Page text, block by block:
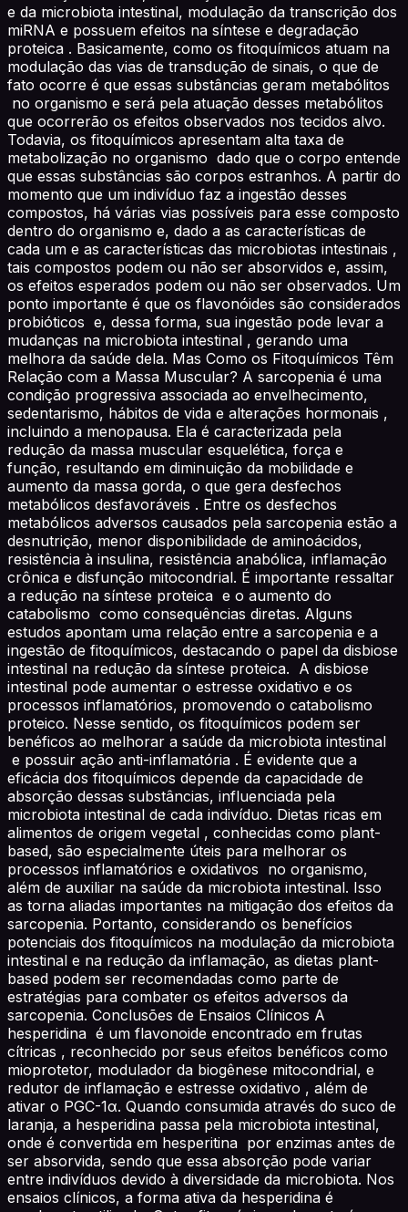
e da microbiota intestinal, modulação da transcrição dos
miRNA e possuem efeitos na síntese e degradação
proteica . Basicamente, como os fitoquímicos atuam na
modulação das vias de transdução de sinais, o que de
fato ocorre é que essas substâncias geram metabólitos
no organismo e será pela atuação desses metabólitos
que ocorrerão os efeitos observados nos tecidos alvo.
Todavia, os fitoquímicos apresentam alta taxa de
metabolização no organismo dado que o corpo entende
que essas substâncias são corpos estranhos. A partir do
momento que um indivíduo faz a ingestão desses
compostos, há várias vias possíveis para esse composto
dentro do organismo e, dado a as características de
cada um e as características das microbiotas intestinais ,
tais compostos podem ou não ser absorvidos e, assim,
os efeitos esperados podem ou não ser observados. Um
ponto importante é que os flavonóides são considerados
probióticos e, dessa forma, sua ingestão pode levar a
mudanças na microbiota intestinal , gerando uma
melhora da saúde dela. Mas Como os Fitoquímicos Têm
Relação com a Massa Muscular? A sarcopenia é uma
condição progressiva associada ao envelhecimento,
sedentarismo, hábitos de vida e alterações hormonais ,
incluindo a menopausa. Ela é caracterizada pela
redução da massa muscular esquelética, força e
função, resultando em diminuição da mobilidade e
aumento da massa gorda, o que gera desfechos
metabólicos desfavoráveis . Entre os desfechos
metabólicos adversos causados pela sarcopenia estão a
desnutrição, menor disponibilidade de aminoácidos,
resistência à insulina, resistência anabólica, inflamação
crônica e disfunção mitocondrial. É importante ressaltar
a redução na síntese proteica e o aumento do
catabolismo como consequências diretas. Alguns
estudos apontam uma relação entre a sarcopenia e a
ingestão de fitoquímicos, destacando o papel da disbiose
intestinal na redução da síntese proteica. A disbiose
intestinal pode aumentar o estresse oxidativo e os
processos inflamatórios, promovendo o catabolismo
proteico. Nesse sentido, os fitoquímicos podem ser
benéficos ao melhorar a saúde da microbiota intestinal
e possuir ação anti-inflamatória . É evidente que a
eficácia dos fitoquímicos depende da capacidade de
absorção dessas substâncias, influenciada pela
microbiota intestinal de cada indivíduo. Dietas ricas em
alimentos de origem vegetal , conhecidas como plant-
based, são especialmente úteis para melhorar os
processos inflamatórios e oxidativos no organismo,
além de auxiliar na saúde da microbiota intestinal. Isso
as torna aliadas importantes na mitigação dos efeitos da
sarcopenia. Portanto, considerando os benefícios
potenciais dos fitoquímicos na modulação da microbiota
intestinal e na redução da inflamação, as dietas plant-
based podem ser recomendadas como parte de
estratégias para combater os efeitos adversos da
sarcopenia. Conclusões de Ensaios Clínicos A
hesperidina é um flavonoide encontrado em frutas
cítricas , reconhecido por seus efeitos benéficos como
mioprotetor, modulador da biogênese mitocondrial, e
redutor de inflamação e estresse oxidativo , além de
ativar o PGC-1α. Quando consumida através do suco de
laranja, a hesperidina passa pela microbiota intestinal,
onde é convertida em hesperitina por enzimas antes de
ser absorvida, sendo que essa absorção pode variar
entre indivíduos devido à diversidade da microbiota. Nos
ensaios clínicos, a forma ativa da hesperidina é